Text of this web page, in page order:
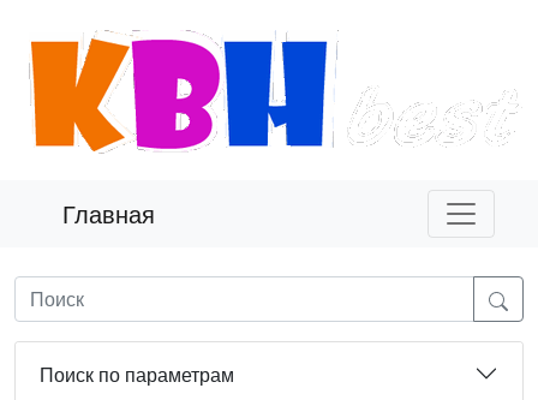
Главная
Поиск по параметрам